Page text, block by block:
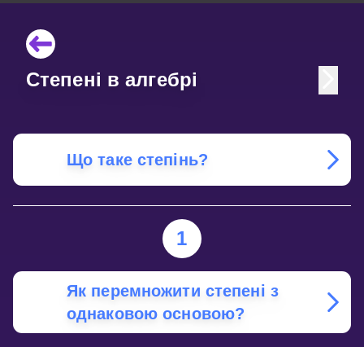
Степені в алгебрі
Що таке степінь?
1
Як перемножити степені з
однаковою основою?